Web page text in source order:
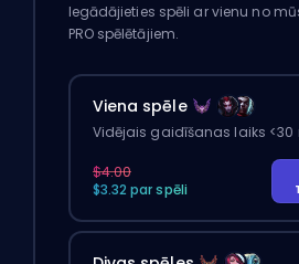
Iegādājieties spēli ar vienu no
PRO spēlētājiem.
Viena spēle
Vidējais gaidīšanas laiks <30
$4.00
$3.32 par spēli